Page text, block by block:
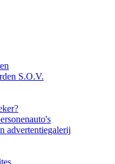
S.O.V.
advertentiegalerij